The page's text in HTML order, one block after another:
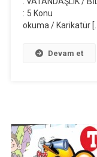
: 5 Konu :
okuma / Karikatür […]
Devam et